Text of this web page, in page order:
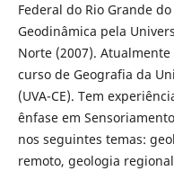
Federal do Rio Grande
Geodinâmica pela
Norte (2007).
curso de Geografia da
(UVA-CE). Tem
ênfase em
nos seguintes temas:
remoto, geologia